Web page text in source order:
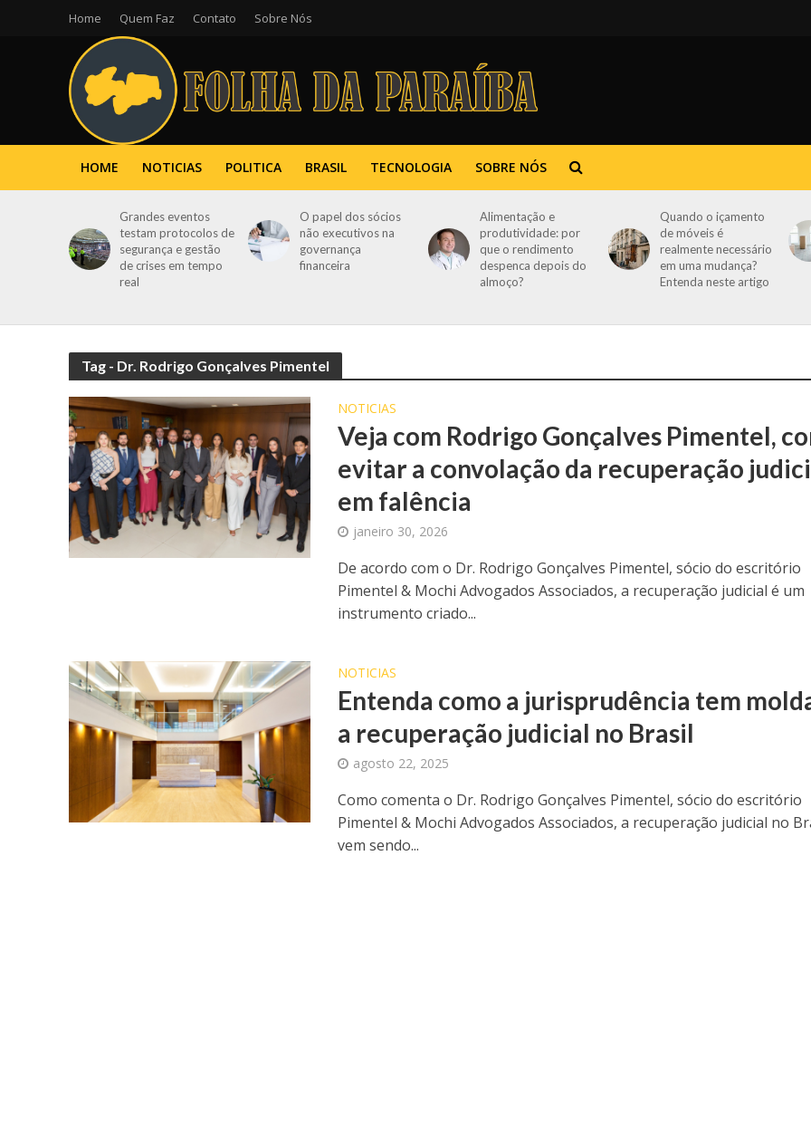
Home Quem Faz Contato Sobre Nós
HOME NOTICIAS POLITICA BRASIL TECNOLOGIA SOBRE NÓS
Grandes eventos
testam protocolos de
segurança e gestão
de crises em tempo
real
O papel dos sócios
não executivos na
governança
financeira
Alimentação e
produtividade: por
que o rendimento
despenca depois do
almoço?
Quando o içamento
de móveis é
realmente necessário
em uma mudança?
Entenda neste artigo
Tag - Dr. Rodrigo Gonçalves Pimentel
NOTICIAS
Veja com Rodrigo Gonçalves Pimentel,
evitar a convolação da recuperação
em falência
janeiro 30, 2026
De acordo com o Dr. Rodrigo Gonçalves Pimentel, sócio do escritório
Pimentel & Mochi Advogados Associados, a recuperação judicial é um
instrumento criado...
NOTICIAS
Entenda como a jurisprudência tem
a recuperação judicial no Brasil
agosto 22, 2025
Como comenta o Dr. Rodrigo Gonçalves Pimentel, sócio do escritório
Pimentel & Mochi Advogados Associados, a recuperação judicial no
vem sendo...